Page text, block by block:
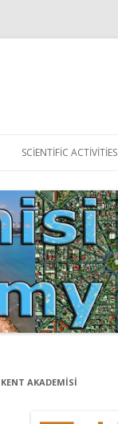
SCIENTIFIC ACTIVITIES
KENT AKADEMİSİ